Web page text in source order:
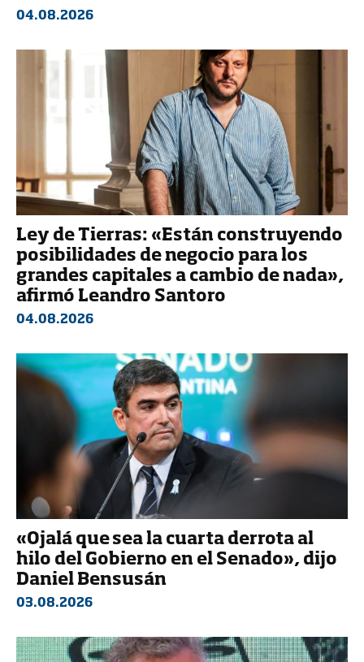
04.08.2026
Ley de Tierras: «Están construyendo
posibilidades de negocio para los
grandes capitales a cambio de nada»,
afirmó Leandro Santoro
04.08.2026
«Ojalá que sea la cuarta derrota al
hilo del Gobierno en el Senado», dijo
Daniel Bensusán
03.08.2026